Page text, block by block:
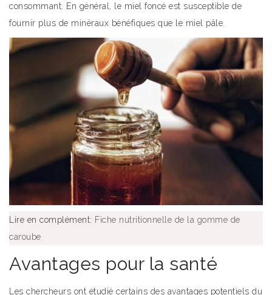
consommant. En général, le miel foncé est susceptible de
fournir plus de minéraux bénéfiques que le miel pâle.
Lire en complément: Fiche nutritionnelle de la gomme de
caroube
Avantages pour la santé
Les chercheurs ont étudié certains des avantages potentiels du